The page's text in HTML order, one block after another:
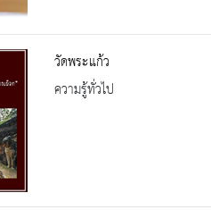
วัดพระแก้ว
ความรู้ทั่วไป